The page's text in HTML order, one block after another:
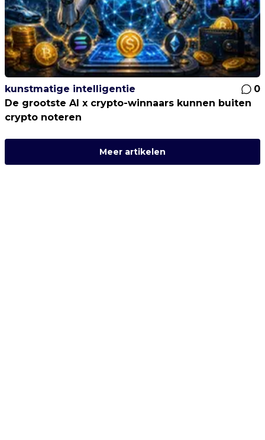
kunstmatige intelligentie
0
De grootste AI x crypto-winnaars kunnen buiten
crypto noteren
Meer artikelen